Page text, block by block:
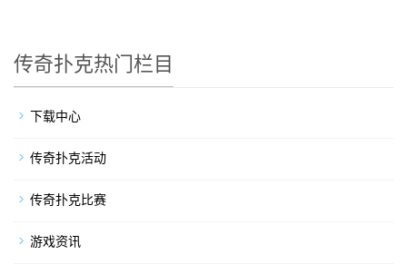
传奇扑克热门栏目
下载中心
传奇扑克活动
传奇扑克比赛
游戏资讯